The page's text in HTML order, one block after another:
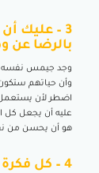
3 – عليك
بالرضا عن
وجد جيمس نفسه
وأن حياتهم
اضطر لأن يستعمل
عليه أن يجعل كل
هو أن يحسن من
4 – كل فكرة مناسبة